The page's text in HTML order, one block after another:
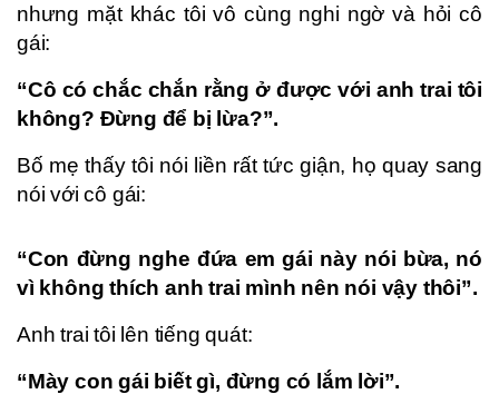
nhưng mặt khác tôi vô cùng nghi ngờ và hỏi cô
gái:
“Cô có chắc chắn rằng ở được với anh trai tôi
không? Đừng để bị lừa?”.
Bố mẹ thấy tôi nói liền rất tức giận, họ quay sang
nói với cô gái:
“Con đừng nghe đứa em gái này nói bừa, nó
vì không thích anh trai mình nên nói vậy thôi”.
Anh trai tôi lên tiếng quát:
“Mày con gái biết gì, đừng có lắm lời”.